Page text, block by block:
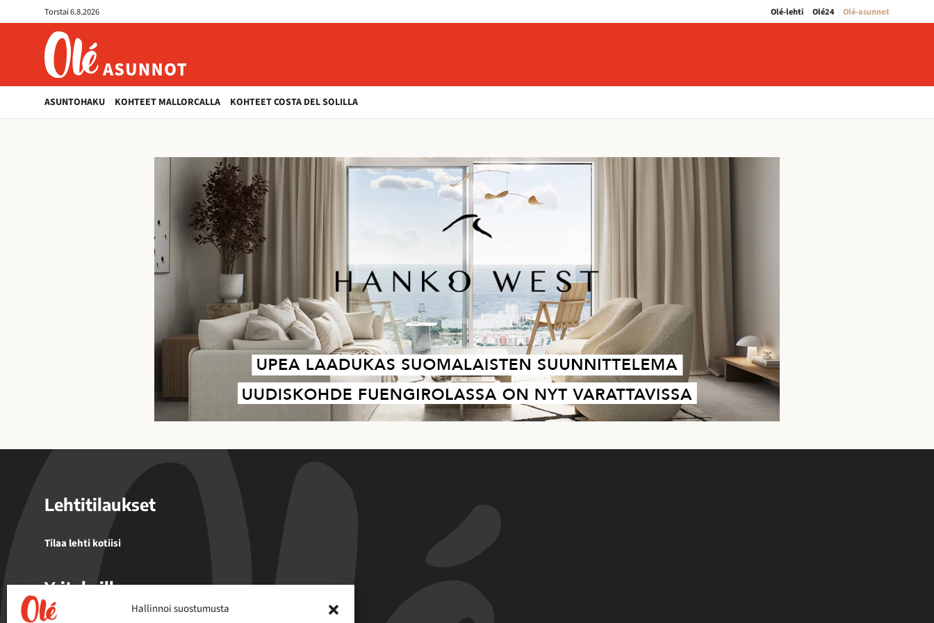
Hallinnoi suostumusta
asunnot
Torstai 6.8.2026 Olé-lehti Olé24 Olé-asunnot
ole-
asunnot.fi
ASUNTOHAKU KOHTEET MALLORCALLA KOHTEET COSTA DEL SOLILLA
Lehtitilaukset
Tilaa lehti kotiisi
Yrityksille